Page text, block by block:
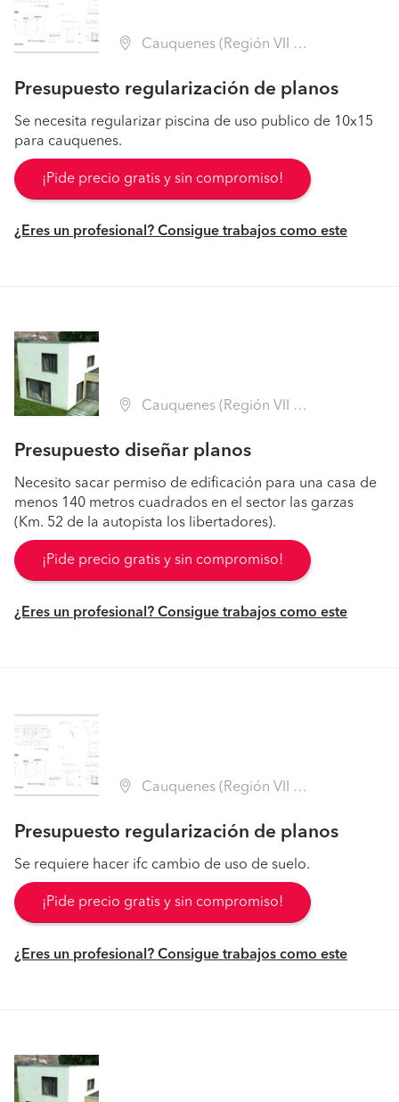
Cauquenes (Región VII Maule - Cauquenes)
Presupuesto regularización de planos
Se necesita regularizar piscina de uso publico de 10x15
para cauquenes.
¡Pide precio gratis y sin compromiso!
¿Eres un profesional? Consigue trabajos como este
Cauquenes (Región VII Maule - Cauquenes)
Presupuesto diseñar planos
Necesito sacar permiso de edificación para una casa de
menos 140 metros cuadrados en el sector las garzas
(Km. 52 de la autopista los libertadores).
¡Pide precio gratis y sin compromiso!
¿Eres un profesional? Consigue trabajos como este
Cauquenes (Región VII Maule - Cauquenes)
Presupuesto regularización de planos
Se requiere hacer ifc cambio de uso de suelo.
¡Pide precio gratis y sin compromiso!
¿Eres un profesional? Consigue trabajos como este